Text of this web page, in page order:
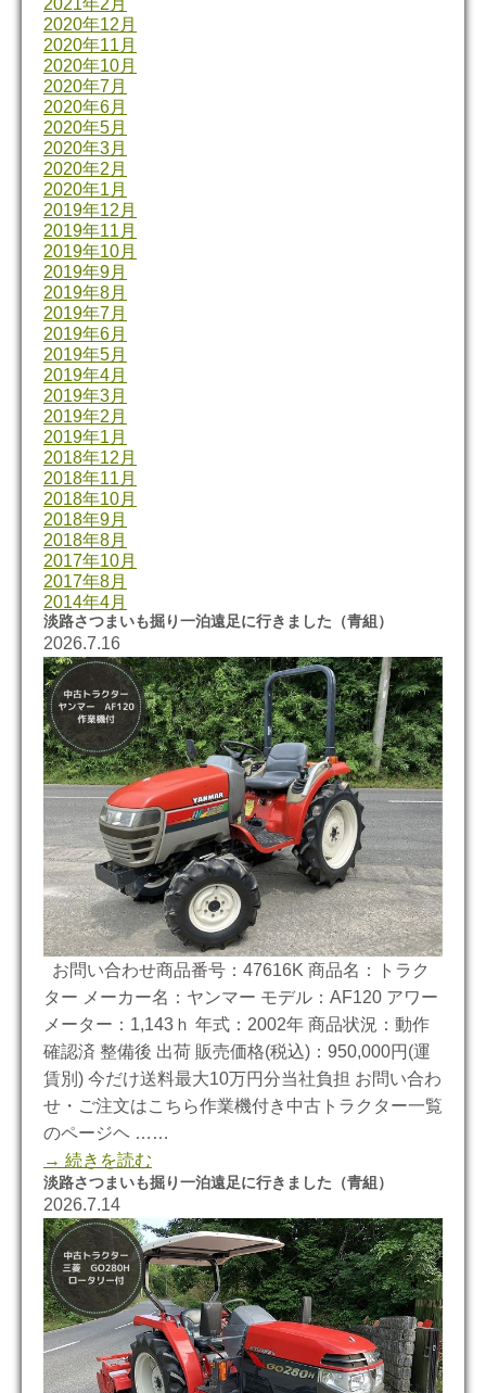
2021年2月
2020年12月
2020年11月
2020年10月
2020年7月
2020年6月
2020年5月
2020年3月
2020年2月
2020年1月
2019年12月
2019年11月
2019年10月
2019年9月
2019年8月
2019年7月
2019年6月
2019年5月
2019年4月
2019年3月
2019年2月
2019年1月
2018年12月
2018年11月
2018年10月
2018年9月
2018年8月
2017年10月
2017年8月
2014年4月
淡路さつまいも掘り一泊遠足に行きました（青組）
2026.7.16
お問い合わせ商品番号：47616K 商品名：トラク
ター メーカー名：ヤンマー モデル：AF120 アワー
メーター：1,143ｈ 年式：2002年 商品状況：動作
確認済 整備後 出荷 販売価格(税込)：950,000円(運
賃別) 今だけ送料最大10万円分当社負担 お問い合わ
せ・ご注文はこちら作業機付き中古トラクター一覧
のページヘ ……
→ 続きを読む
淡路さつまいも掘り一泊遠足に行きました（青組）
2026.7.14